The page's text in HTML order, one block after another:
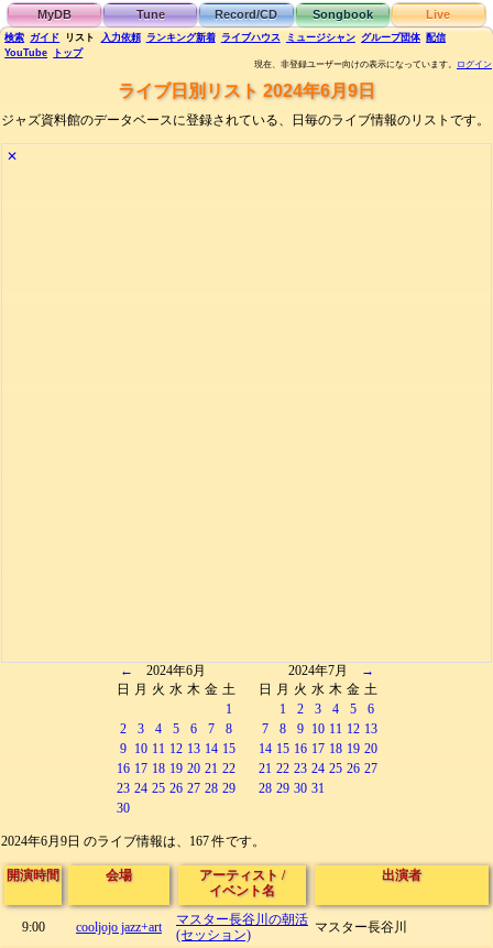
MyDB Tune Record/CD Songbook Live
検索 ガイド リスト 入力依頼 ランキング新着 ライブハウス ミュージシャン グループ団体 配信
YouTube
トップ
現在、非登録ユーザー向けの表示になっています。 ログイン
ライブ日別リスト 2024年6月9日
ジャズ資料館のデータベースに登録されている、日毎のライブ情報のリストです。
✕
←
2024年6月
日
月 火 水 木 金 土
1
2
3 4 5 6 7
8
9
10 11 12 13 14 15
16 17 18 19 20 21 22
23 24 25 26 27 28 29
30
2024年7月
→
日
月 火 水 木 金 土
1
2 3 4 5
6
7
8 9 10 11 12 13
14 15 16 17 18 19 20
21 22 23 24 25 26 27
28 29 30 31
2024年6月9日 のライブ情報は、167 件です。
開演時間 会場 アーティスト /
イベント名
出演者
9:00 cooljojo jazz+art
マスター長谷川の朝活
(セッション)
マスター長谷川